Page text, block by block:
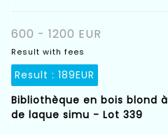
600 - 1200 EUR
Result with fees
Result : 189EUR
Bibliothèque en bois blond
de laque simu - Lot 339